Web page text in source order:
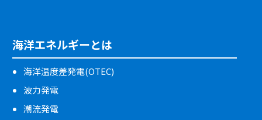
海洋エネルギーとは
海洋温度差発電(OTEC)
波力発電
潮流発電